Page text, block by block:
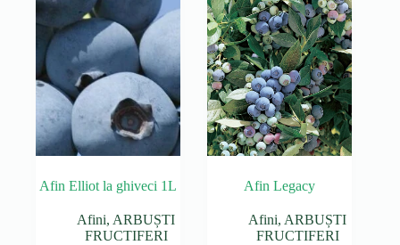
Afin Elliot la ghiveci 1L
Afini, ARBUȘTI
FRUCTIFERI
Afin Legacy
Afini, ARBUȘTI
FRUCTIFERI